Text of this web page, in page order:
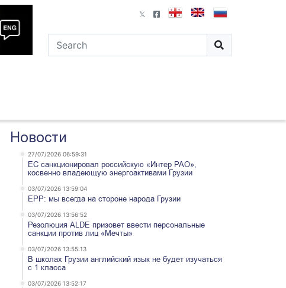
Новости
27/07/2026 06:59:31
ЕС санкционировал российскую «Интер РАО»,
косвенно владеющую энергоактивами Грузии
03/07/2026 13:59:04
EPP: мы всегда на стороне народа Грузии
03/07/2026 13:56:52
Резолюция ALDE призовет ввести персональные
санкции против лиц «Мечты»
03/07/2026 13:55:13
В школах Грузии английский язык не будет изучаться
с 1 класса
03/07/2026 13:52:17